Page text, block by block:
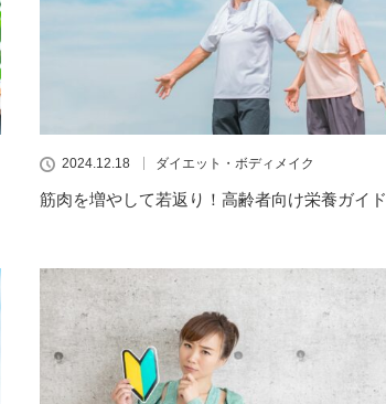
2024.12.18 ダイエット・ボディメイク
筋肉を増やして若返り！高齢者向け栄養ガイド